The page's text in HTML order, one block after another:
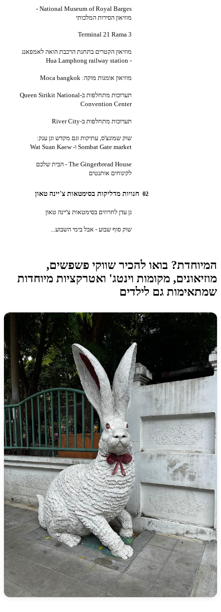
National Museum of Royal Barges -
מוזיאון הסירות המלכותי
Terminal 21 Rama 3
מוזיאון הקטרים בתחנת הרכבת הואה לאמפאנג
מוזיאון אומנות מוקה: Moca bangkok
תערוכות מתחלפות ב-Queen Sirikit National
Convention Center
תערוכות מתחלפות ב-River City
שוק שמונצ'ס, עתיקות וגם מקדש וגן ענק:
Sombat Gate market ו- Wat Suan Kaew
The Gingerbread House - הבית שלכם
לקינוחים אותנטים
חנויות מדליקות בסימטאות צ'יינה טאון
גן עדן לחרוזים בסימטאות צ'יינה טאון
שוק סוף שבוע - אבל בימי השבוע...
בואו להכיר שווקי פשפשים,
מקומות וינטג' ואטרקציות מיוחדות
גם לילדים